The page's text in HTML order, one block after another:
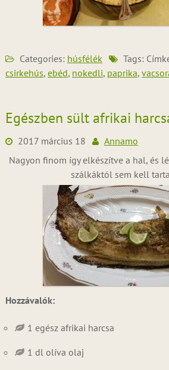
Categories: húsfélék Tags:
csirkehús, ebéd, nokedli, paprika,
Egészben sült afrikai
2017 március 18
Annamo
Nagyon finom így elkészítve a hal, és
szálkáktól sem kell
Hozzávalók:
1 egész afrikai harcsa
1 dl olíva olaj